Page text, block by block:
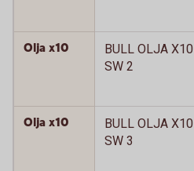
Olja x10
BULL OLJA X10
SW 2
Olja x10
BULL OLJA X10
SW 3